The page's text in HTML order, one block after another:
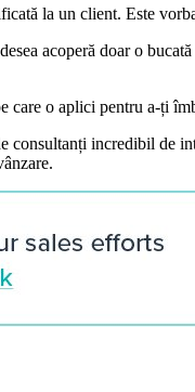
la un client. Este
acoperă doar o
care o aplici pentru a-ți
incredibil de